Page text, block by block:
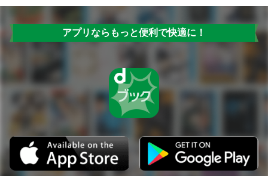
アプリならもっと便利で快適に！